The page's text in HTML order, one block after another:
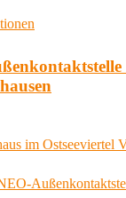
im Ostseeviertel